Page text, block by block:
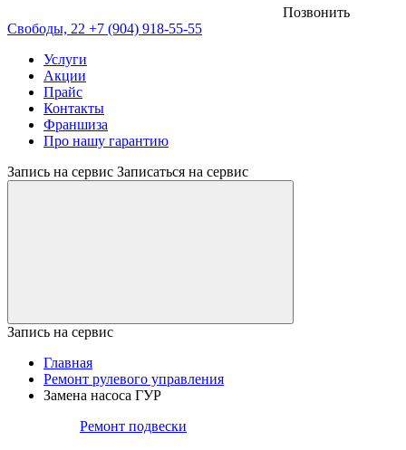
Позвонить
Свободы, 22 +7 (904) 918-55-55
Услуги
Акции
Прайс
Контакты
Франшиза
Про нашу гарантию
Запись на сервис Записаться на сервис
Запись на сервис
Главная
Ремонт рулевого управления
Замена насоса ГУР
Ремонт подвески